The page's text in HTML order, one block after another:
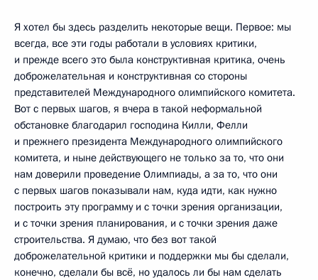
Я хотел бы здесь разделить некоторые вещи. Первое: мы
всегда, все эти годы работали в условиях критики,
и прежде всего это была конструктивная критика, очень
доброжелательная и конструктивная со стороны
представителей Международного олимпийского комитета.
Вот с первых шагов, я вчера в такой неформальной
обстановке благодарил господина Килли, Фелли
и прежнего президента Международного олимпийского
комитета, и ныне действующего не только за то, что они
нам доверили проведение Олимпиады, а за то, что они
с первых шагов показывали нам, куда идти, как нужно
построить эту программу и с точки зрения организации,
и с точки зрения планирования, и с точки зрения даже
строительства. Я думаю, что без вот такой
доброжелательной критики и поддержки мы бы сделали,
конечно, сделали бы всё, но удалось ли бы нам сделать